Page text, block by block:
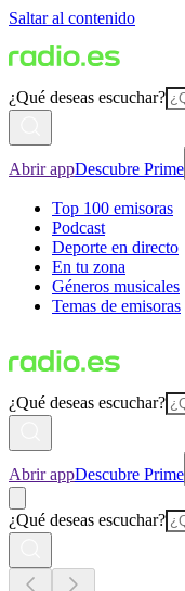
Saltar al contenido
¿Qué deseas escuchar?
Abrir appDescubre Prime
Top 100 emisoras
Podcast
Deporte en directo
En tu zona
Géneros musicales
Temas de emisoras
¿Qué deseas escuchar?
Abrir appDescubre Prime
¿Qué deseas escuchar?